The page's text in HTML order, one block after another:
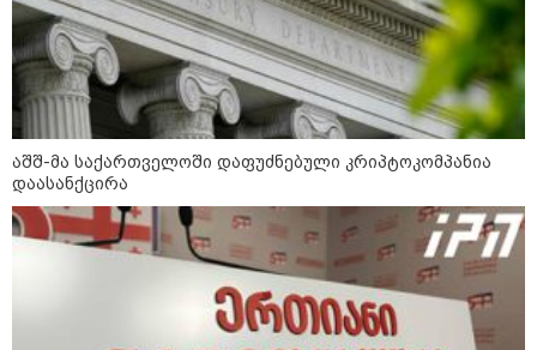
19:03 / 08-08-2026
"მკაცრად ვგმობთ ირაკლი
კობახიძის განცხადებას" -
"კოალიცია ცვლილებისთვის"
"გიორგი ბარამიძემ რაღაც
არასწორად ჩამოაყალიბა,
მაგრამ ნამდვილად არ
ეკუთვნის წიხლი ივანიშვილის
ღალატზე დაფუძნებული
დიქტატურის მსახურებისგან" -
მიხეილ სააკაშვილი
აშშ-მა საქართველოში დაფუძნებული კრიპტოკომპანია
დაასანქცირა